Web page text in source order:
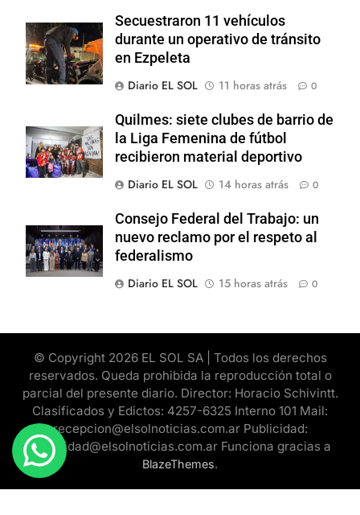
Secuestraron 11 vehículos
durante un operativo de tránsito
en Ezpeleta
Diario EL SOL
11 horas atrás 0
Quilmes: siete clubes de barrio de
la Liga Femenina de fútbol
recibieron material deportivo
Diario EL SOL
14 horas atrás 0
Consejo Federal del Trabajo: un
nuevo reclamo por el respeto al
federalismo
Diario EL SOL
15 horas atrás 0
© Copyright 2026 EL SOL SA | Todos los derechos
reservados. Queda prohibida la reproducción total o
parcial del presente diario. Director: Horacio Schivintt.
Clasificados y Edictos: 4257-6325 Interno 101 Mail:
recepcion@elsolnoticias.com.ar Publicidad:
publicidad@elsolnoticias.com.ar Funciona gracias a
BlazeThemes.